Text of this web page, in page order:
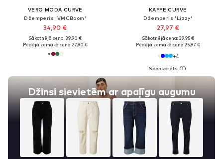
VERO MODA CURVE
Džemperis 'VMCBoom'
34,90 €
Sākotnējā cena: 39,90 €
Pēdējā zemākā cena:27,90 €
Džinsi sievietēm ar apaļīgu augumu
KAFFE CURVE
Džemperis 'Lizzy'
27,97 €
Sākotnējā cena: 39,95 €
Pēdējā zemākā cena:25,97 €
+4